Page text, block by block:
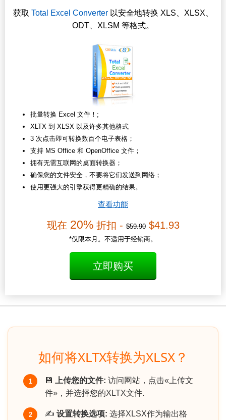
获取 Total Excel Converter以安全地转换 XLS、XLSX、
ODT、XLSM 等格式。
批量转换 Excel 文件！;
XLTX 到 XLSX 以及许多其他格式
3 次点击即可转换数百个电子表格；
支持 MS Office 和 OpenOffice 文件；
拥有无需互联网的桌面转换器；
确保您的文件安全，不要将它们发送到网络；
使用更强大的引擎获得更精确的结果。
查看功能
现在 20%折扣 -$59.90$41.93
*仅限本月。不适用于经销商。
立即购买
如何将XLTX转换为XLSX？
1 💾 上传您的文件: 访问网站，点击«上传文
件»，并选择您的XLTX文件.
2 ✍️ 设置转换选项: 选择XLSX作为输出格